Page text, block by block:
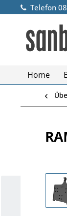
Telefon
Home